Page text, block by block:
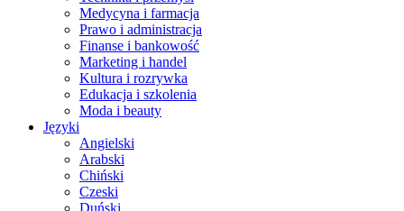
Medycyna i farmacja
Prawo i administracja
Finanse i bankowość
Marketing i handel
Kultura i rozrywka
Edukacja i szkolenia
Moda i beauty
Języki
Angielski
Arabski
Chiński
Czeski
Duński